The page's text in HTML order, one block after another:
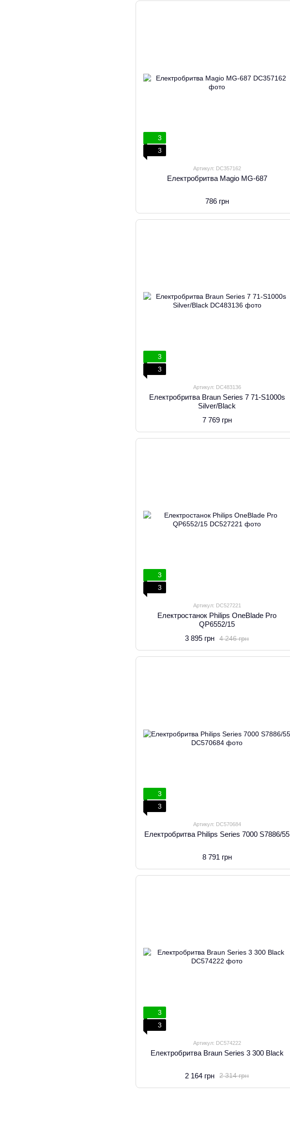
3
3
Артикул: DC357162
Електробритва Magio MG-687
786 грн
3
3
Артикул: DC483136
Електробритва Braun Series 7 71-S1000s
Silver/Black
7 769 грн
3
3
Артикул: DC527221
Електростанок Philips OneBlade Pro
QP6552/15
4 246 грн
3 895 грн
3
3
Артикул: DC570684
Електробритва Philips Series 7000 S7886/55
8 791 грн
3
3
Артикул: DC574222
Електробритва Braun Series 3 300 Black
2 314 грн
2 164 грн